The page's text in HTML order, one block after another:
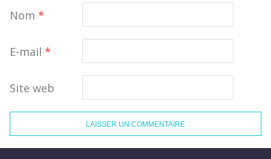
Nom *
E-mail *
Site web